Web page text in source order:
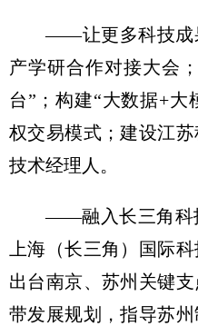
——让更多科技成
产学研合作对接大会
台”；构建“大数据+
权交易模式；建设江
技术经理人。
——融入长三角科
上海（长三角）国际
出台南京、苏州关键
带发展规划，指导苏